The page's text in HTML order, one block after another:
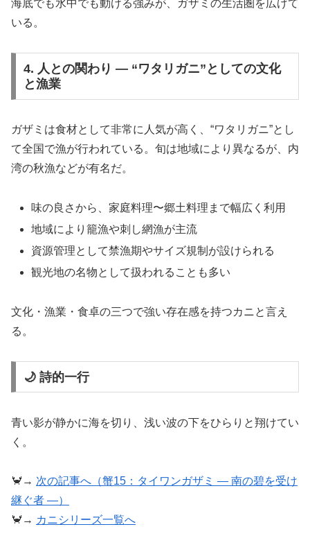
海底でも水中でも動ける強みが、ガザミの生活圏を広げて
いる。
4. 人との関わり ― “ワタリガニ”としての文化
と漁業
ガザミは食材として非常に人気が高く、“ワタリガニ”とし
て全国で漁が行われている。旬は地域により異なるが、内
湾の秋漁などが有名だ。
味の良さから、家庭料理〜郷土料理まで幅広く利用
地域により籠漁や刺し網漁が主流
資源管理として禁漁期やサイズ規制が設けられる
観光地の名物として扱われることも多い
文化・漁業・食卓の三つで強い存在感を持つカニと言え
る。
🌙 詩的一行
青い影が静かに海を切り、浅い波の下をひらりと翔けてい
く。
🦀→ 次の記事へ（蟹15：タイワンガザミ ― 南の碧を受け
継ぐ者 ―）
🦀→ カニシリーズ一覧へ